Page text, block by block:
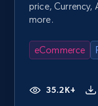
price, Currency,
more.
eCommerce
35.2K+